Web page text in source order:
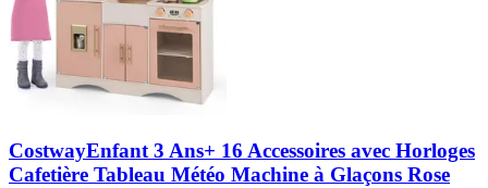
CostwayEnfant 3 Ans+ 16 Accessoires avec Horloges
Cafetière Tableau Météo Machine à Glaçons Rose